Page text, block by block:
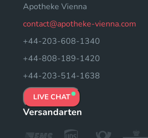
Apotheke Vienna
contact@apotheke-vienna.com
+44-203-608-1340
+44-808-189-1420
+44-203-514-1638
LIVE CHAT
Versandarten